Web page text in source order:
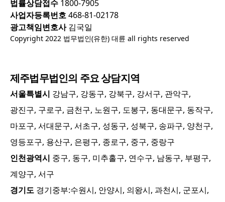
법률상담접수 1800-7905
사업자등록번호468-81-02178
광고책임변호사김국일
Copyright 2022 법무법인(유한) 대륜 all rights reserved
제주법무법인의 주요 상담지역
서울특별시 강남구, 강동구, 강북구, 강서구, 관악구,
광진구, 구로구, 금천구, 노원구, 도봉구, 동대문구, 동작구,
마포구, 서대문구, 서초구, 성동구, 성북구, 송파구, 양천구,
영등포구, 용산구, 은평구, 종로구, 중구, 중랑구
인천광역시 중구, 동구, 미추홀구, 연수구, 남동구, 부평구,
계양구, 서구
경기도 경기중부:수원시, 안양시, 의왕시, 과천시, 군포시,